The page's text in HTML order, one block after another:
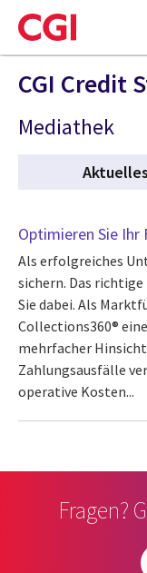
Skip
to
main
content
CGI Credit
Mediathek
Aktuelles
Optimieren Sie
Als erfolgreiches
sichern. Das
Sie dabei. Als
Collections360®
mehrfacher
Zahlungsausfälle
operative Kosten...
Fragen?